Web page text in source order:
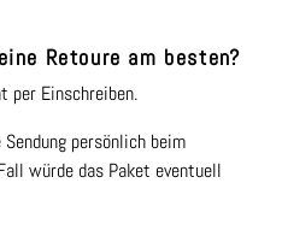
Retoure am besten?
per Einschreiben.
persönlich beim
würde das Paket eventuell